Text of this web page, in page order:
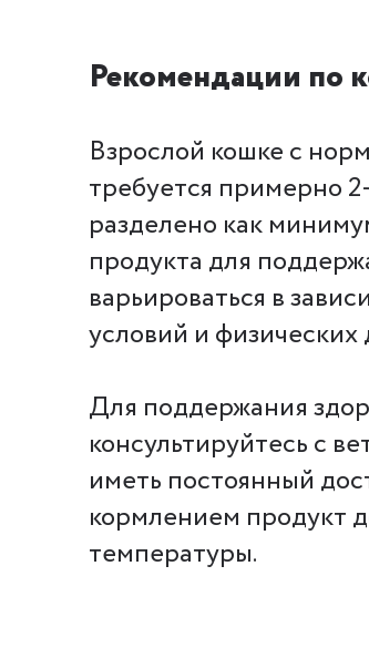
Рекомендации по
Взрослой кошке с
требуется примерно
разделено как
продукта для
варьироваться в
условий и
Для поддержания
консультируйтесь с
иметь постоянный
кормлением продукт
температуры.